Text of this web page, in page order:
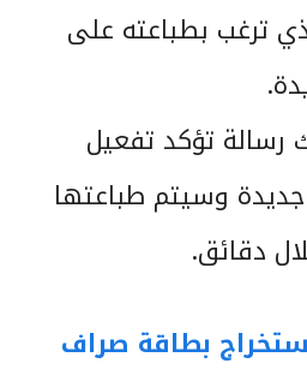
ترغب بطباعته على
رسالة تؤكد تفعيل
وسيتم طباعتها
دقائق.
بطاقة صراف